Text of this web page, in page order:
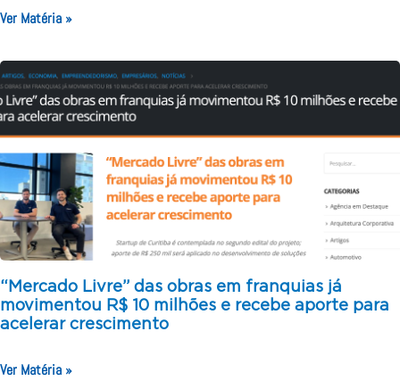
Ver Matéria »
“Mercado Livre” das obras em franquias já
movimentou R$ 10 milhões e recebe aporte para
acelerar crescimento
Ver Matéria »